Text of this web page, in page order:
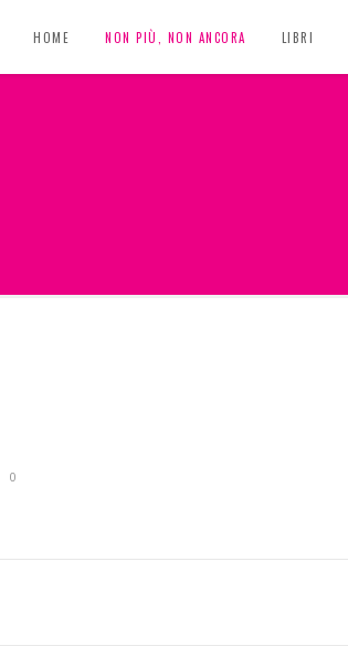
HOME NON PIÙ, NON ANCORA LIBRI
0